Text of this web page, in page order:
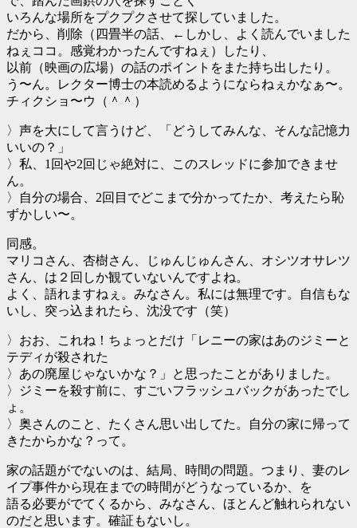
いろんな場所をプクプクさせて探していました。
だから、削除（四畳半の話、←しかし、よく読んでいました
ねぇココ。感覚わかったんですねぇ）したり、
以前（映画の広場）の話のポイントをまた持ち出したり。
う〜ん。レクター博士の本読めるようにならねぇかなぁ〜。
チィクショ〜ウ（＾＾）
〉声を大にして言うけど、「どうしてみんな、そんな記憶力
いいの？」
〉私、1回や2回じゃ絶対に、このスレッドに参加できませ
ん。
〉自分の場合、2回目でどこまで分かってたか、考えたら恥
ずかしい〜。
同感。
マリコさん、杏樹さん、じゅんじゅんさん、オシツオサレツ
さん、は２回しか観ていないんですよね。
よく、語れますねぇ。みなさん。私には無理です。自信もな
いし、突っ込まれたら、沈没です（笑）
〉おお、これね！ちょっとだけ「レニーの家はあのジミーと
テディが殺された
〉あの廃屋じゃないかな？」と思ったことがありました。
〉ジミーを殺す前に、すごいフラッシュバックがあったでし
ょ。
〉奥さんのこと、たくさん思い出してた。自分の家に帰って
きたからかな？って。
家の話題がでないのは、結局、時間の問題。つまり、妻のレ
イプ事件から現在までの時間がどうなっているか、を
語る必要がでてくるから、みなさん、ほとんど触れられない
のだと思います。確証もないし。